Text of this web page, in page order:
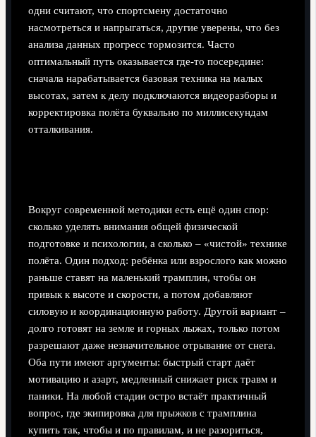
одни считают, что спортсмену достаточно
насмотреться и напрыгаться, другие уверены, что без
анализа данных прогресс тормозится. Часто
оптимальный путь оказывается где-то посередине:
сначала нарабатывается базовая техника на малых
высотах, затем к делу подключаются видеоразборы и
корректировка полёта буквально по миллисекундам
отталкивания.
Вокруг современной методики есть ещё один спор:
сколько уделять внимания общей физической
подготовке и психологии, а сколько – «чистой» технике
полёта. Один подход: ребёнка или взрослого как можно
раньше ставят на маленький трамплин, чтобы он
привык к высоте и скорости, а потом добавляют
силовую и координационную работу. Другой вариант –
долго готовят на земле и горных лыжах, только потом
разрешают даже незначительное отрывание от снега.
Оба пути имеют аргументы: быстрый старт даёт
мотивацию и азарт, медленный снижает риск травм и
паники. На любой стадии остро встаёт практичный
вопрос, где экипировка для прыжков с трамплина
купить так, чтобы и по правилам, и не разориться,